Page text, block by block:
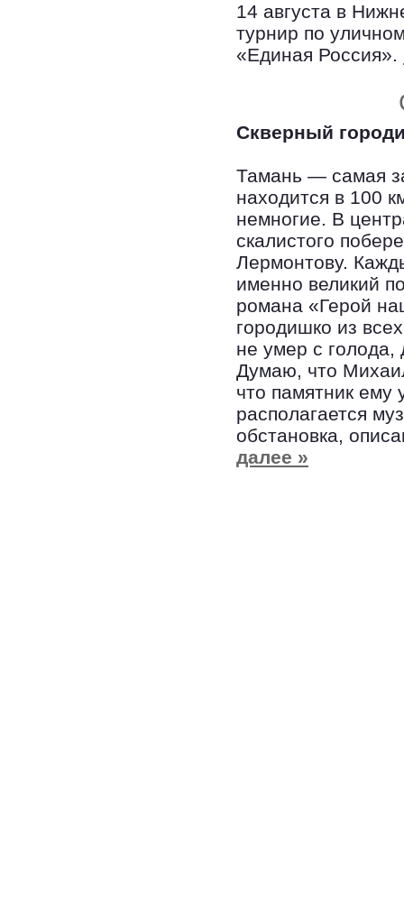
14 августа в
турнир по
«Единая Россия».
Скверный
Тамань — самая
находится в 100
немногие. В
скалистого
Лермонтову.
именно великий
романа «Герой
городишко из
не умер с голода,
Думаю, что
что памятник ему
располагается
обстановка,
далее »